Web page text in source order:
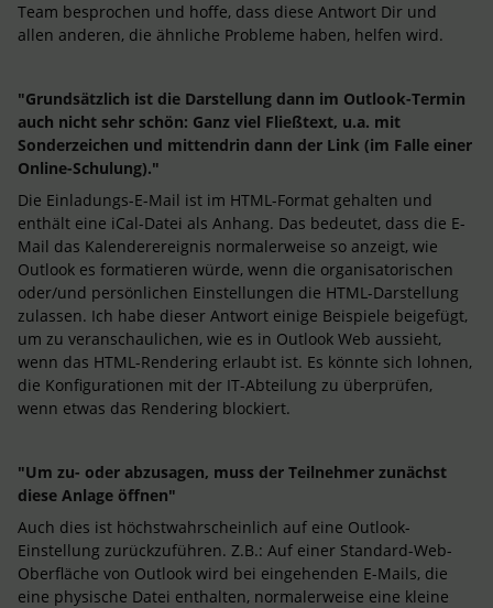
Team besprochen und hoffe, dass diese Antwort Dir und
allen anderen, die ähnliche Probleme haben, helfen wird.
"Grundsätzlich ist die Darstellung dann im Outlook-Termin
auch nicht sehr schön: Ganz viel Fließtext, u.a. mit
Sonderzeichen und mittendrin dann der Link (im Falle einer
Online-Schulung)."
Die Einladungs-E-Mail ist im HTML-Format gehalten und
enthält eine iCal-Datei als Anhang. Das bedeutet, dass die E-
Mail das Kalenderereignis normalerweise so anzeigt, wie
Outlook es formatieren würde, wenn die organisatorischen
oder/und persönlichen Einstellungen die HTML-Darstellung
zulassen. Ich habe dieser Antwort einige Beispiele beigefügt,
um zu veranschaulichen, wie es in Outlook Web aussieht,
wenn das HTML-Rendering erlaubt ist. Es könnte sich lohnen,
die Konfigurationen mit der IT-Abteilung zu überprüfen,
wenn etwas das Rendering blockiert.
"Um zu- oder abzusagen, muss der Teilnehmer zunächst
diese Anlage öffnen"
Auch dies ist höchstwahrscheinlich auf eine Outlook-
Einstellung zurückzuführen. Z.B.: Auf einer Standard-Web-
Oberfläche von Outlook wird bei eingehenden E-Mails, die
eine physische Datei enthalten, normalerweise eine kleine